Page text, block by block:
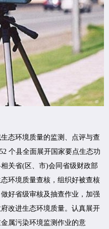
态环境质量的监测、点评与查
个县全面展开国家要点生态功
关省(区、市)会同省级财政部
环境质量查核，组织好被查核
好省级审核及抽查作业，加强
改进生态环境质量。认真展开
属污染环境监测作业的意